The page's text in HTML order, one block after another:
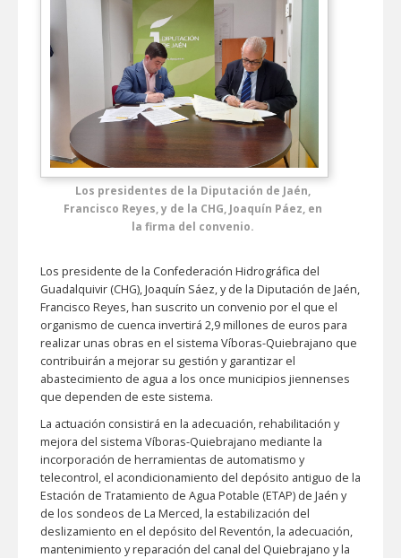
Los presidentes de la Diputación de Jaén,
Francisco Reyes, y de la CHG, Joaquín Páez, en
la firma del convenio.
Los presidente de la Confederación Hidrográfica del
Guadalquivir (CHG), Joaquín Sáez, y de la Diputación de Jaén,
Francisco Reyes, han suscrito un convenio por el que el
organismo de cuenca invertirá 2,9 millones de euros para
realizar unas obras en el sistema Víboras-Quiebrajano que
contribuirán a mejorar su gestión y garantizar el
abastecimiento de agua a los once municipios jiennenses
que dependen de este sistema.
La actuación consistirá en la adecuación, rehabilitación y
mejora del sistema Víboras-Quiebrajano mediante la
incorporación de herramientas de automatismo y
telecontrol, el acondicionamiento del depósito antiguo de la
Estación de Tratamiento de Agua Potable (ETAP) de Jaén y
de los sondeos de La Merced, la estabilización del
deslizamiento en el depósito del Reventón, la adecuación,
mantenimiento y reparación del canal del Quiebrajano y la